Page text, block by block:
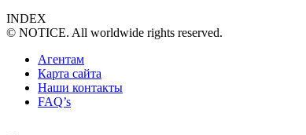
INDEX
© NOTICE. All worldwide rights reserved.
Агентам
Карта сайта
Наши контакты
FAQ’s